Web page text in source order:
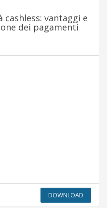
cashless: vantaggi e
dei pagamenti
DOWNLOAD